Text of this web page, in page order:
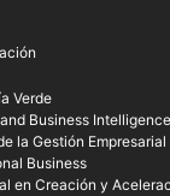
Verde
Business Intelligence
la Gestión Empresarial
Business
en Creación y